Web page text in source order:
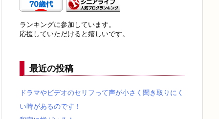
ランキングに参加しています。
応援していただけると嬉しいです。
最近の投稿
ドラマやビデオのセリフって声が小さく聞き取りにく
い時があるのです！